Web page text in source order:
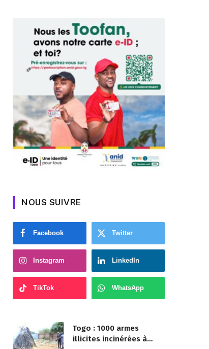
NOUS SUIVRE
Facebook Twitter
Instagram LinkedIn
TikTok WhatsApp
Togo : 1000 armes
illicites incinérées à